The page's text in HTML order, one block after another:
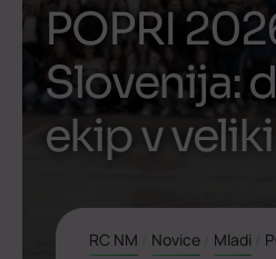
POPRI
Slovenija:
ekip v
RC NM Novice Mladi